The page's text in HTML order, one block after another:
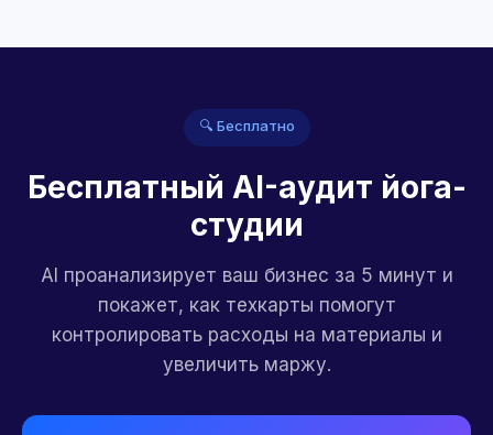
🔍 Бесплатно
Бесплатный AI-аудит йога-
студии
AI проанализирует ваш бизнес за 5 минут и
покажет, как техкарты помогут
контролировать расходы на материалы и
увеличить маржу.